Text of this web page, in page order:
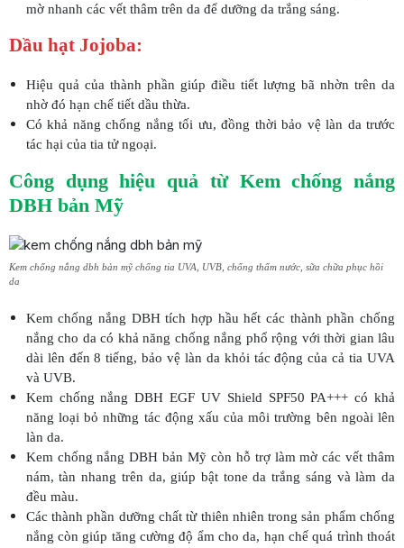
mờ nhanh các vết thâm trên da để dưỡng da trắng sáng.
Dầu hạt Jojoba:
Hiệu quả của thành phần giúp điều tiết lượng bã nhờn trên da
nhờ đó hạn chế tiết dầu thừa.
Có khả năng chống nắng tối ưu, đồng thời bảo vệ làn da trước
tác hại của tia tử ngoại.
Công dụng hiệu quả từ Kem chống nắng
DBH bản Mỹ
Kem chống nắng dbh bản mỹ chống tia UVA, UVB, chống thấm nước, sữa chữa phục hồi
da
Kem chống nắng DBH tích hợp hầu hết các thành phần chống
nắng cho da có khả năng chống nắng phổ rộng với thời gian lâu
dài lên đến 8 tiếng, bảo vệ làn da khỏi tác động của cả tia UVA
và UVB.
Kem chống nắng DBH EGF UV Shield SPF50 PA+++ có khả
năng loại bỏ những tác động xấu của môi trường bên ngoài lên
làn da.
Kem chống nắng DBH bản Mỹ còn hỗ trợ làm mờ các vết thâm
nám, tàn nhang trên da, giúp bật tone da trắng sáng và làm da
đều màu.
Các thành phần dưỡng chất từ thiên nhiên trong sản phẩm chống
nắng còn giúp tăng cường độ ẩm cho da, hạn chế quá trình thoát